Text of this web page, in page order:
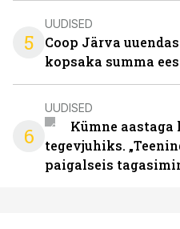
5
UUDISED
Coop Järva
kopsaka summa
6
UUDISED
Kümne
tegevjuhiks.
paigalseis